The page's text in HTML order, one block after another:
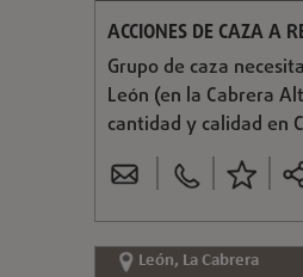
ACCIONES DE CAZA A
Grupo de caza
León (en la Cabrera
cantidad y calidad en
León, La Cabrera